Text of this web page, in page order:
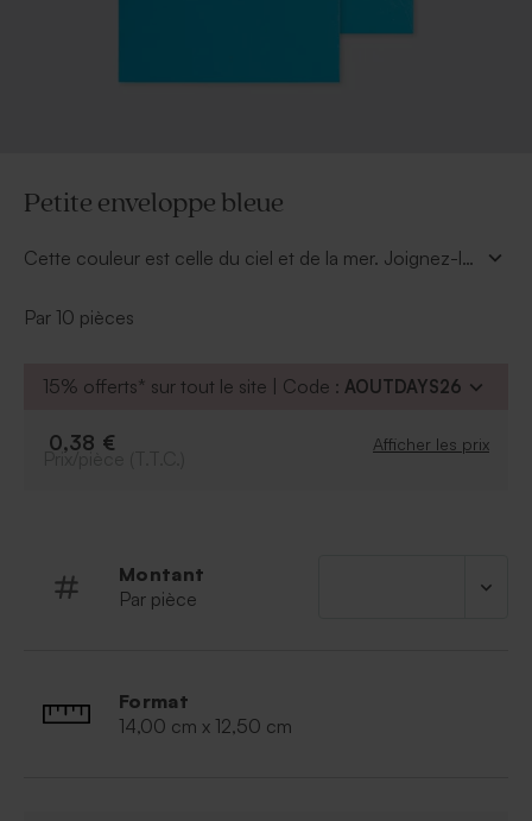
Petite enveloppe bleue
Cette couleur est celle du ciel et de la mer. Joignez-là
Par 10 pièces
15% offerts* sur tout le site | Code : AOUTDAYS26
0,38 € Afficher les prix
Montant
Par pièce
Format
14,00 cm x 12,50 cm